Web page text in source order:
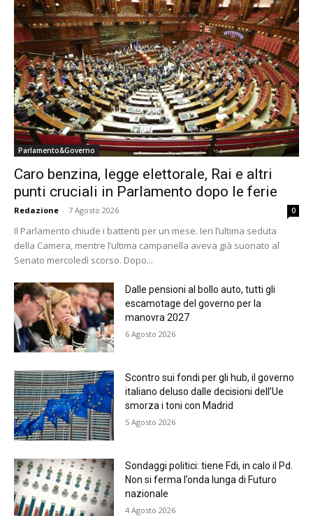
Parlamento&Governo
Caro benzina, legge elettorale, Rai e altri
punti cruciali in Parlamento dopo le ferie
Redazione - 7 Agosto 2026 0
Il Parlamento chiude i battenti per un mese. Ieri l’ultima seduta
della Camera, mentre l’ultima campanella aveva già suonato al
Senato mercoledì scorso. Dopo...
Dalle pensioni al bollo auto, tutti gli
escamotage del governo per la
manovra 2027
6 Agosto 2026
Scontro sui fondi per gli hub, il governo
italiano deluso dalle decisioni dell’Ue
smorza i toni con Madrid
5 Agosto 2026
Sondaggi politici: tiene Fdi, in calo il Pd.
Non si ferma l’onda lunga di Futuro
nazionale
4 Agosto 2026